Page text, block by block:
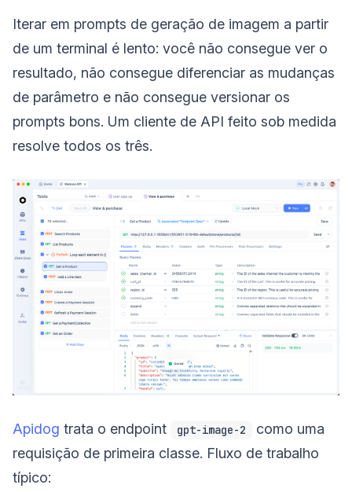
Iterar em prompts de geração de imagem a partir
de um terminal é lento: você não consegue ver o
resultado, não consegue diferenciar as mudanças
de parâmetro e não consegue versionar os
prompts bons. Um cliente de API feito sob medida
resolve todos os três.
Apidog trata o endpoint gpt-image-2
como uma
requisição de primeira classe. Fluxo de trabalho
típico: